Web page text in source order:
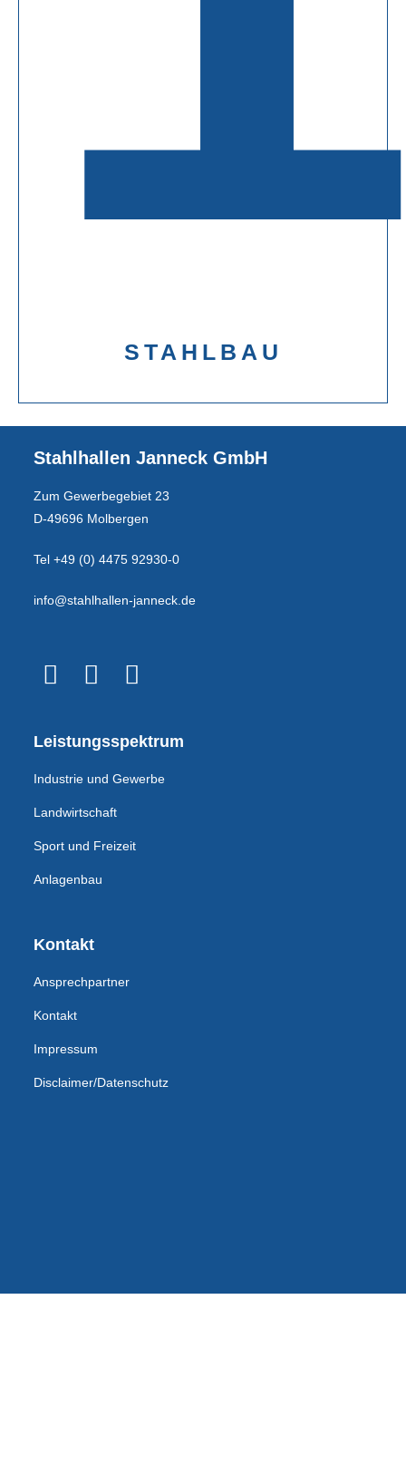
STAHLBAU
Stahlhallen Janneck GmbH
Zum Gewerbegebiet 23
D-49696 Molbergen
Tel +49 (0) 4475 92930-0
info@stahlhallen-janneck.de
Leistungsspektrum
Industrie und Gewerbe
Landwirtschaft
Sport und Freizeit
Anlagenbau
Kontakt
Ansprechpartner
Kontakt
Impressum
Disclaimer/Datenschutz